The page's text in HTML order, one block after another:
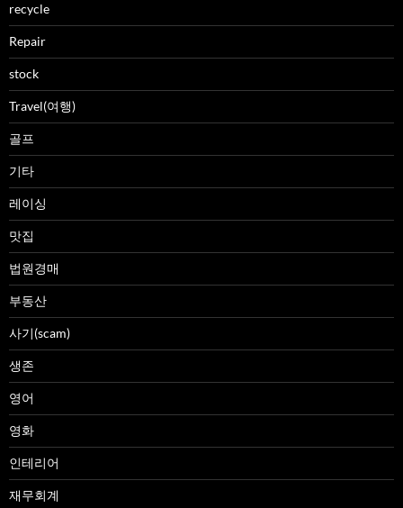
recycle
Repair
stock
Travel(여행)
골프
기타
레이싱
맛집
법원경매
부동산
사기(scam)
생존
영어
영화
인테리어
재무회계